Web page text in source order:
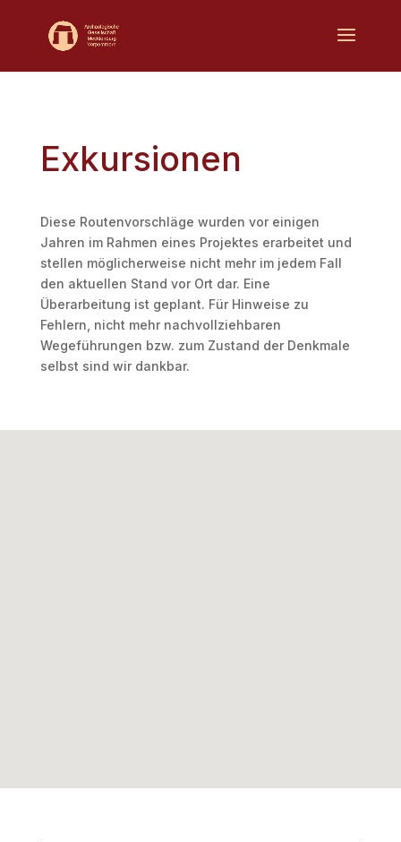
Exkursionen
Diese Routenvorschläge wurden vor einigen
Jahren im Rahmen eines Projektes erarbeitet und
stellen möglicherweise nicht mehr im jedem Fall
den aktuellen Stand vor Ort dar. Eine
Überarbeitung ist geplant. Für Hinweise zu
Fehlern, nicht mehr nachvollziehbaren
Wegeführungen bzw. zum Zustand der Denkmale
selbst sind wir dankbar.